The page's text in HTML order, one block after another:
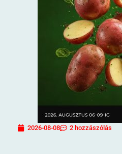
2026-08-08 2 hozzászólás